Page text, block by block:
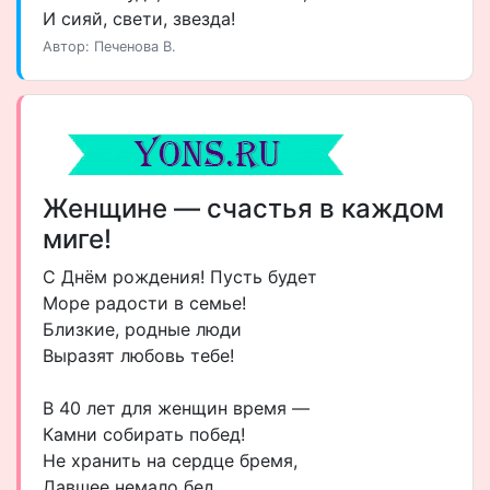
И сияй, свети, звезда!
Автор: Печенова В.
Женщине — счастья в каждом
миге!
С Днём рождения! Пусть будет
Море радости в семье!
Близкие, родные люди
Выразят любовь тебе!
В 40 лет для женщин время —
Камни собирать побед!
Не хранить на сердце бремя,